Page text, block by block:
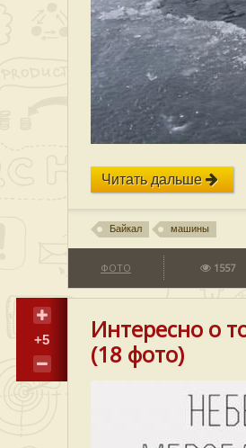
Читать дальше
Байкал машины
ФОТО 1557
+5
Интересно о
(18 фото)